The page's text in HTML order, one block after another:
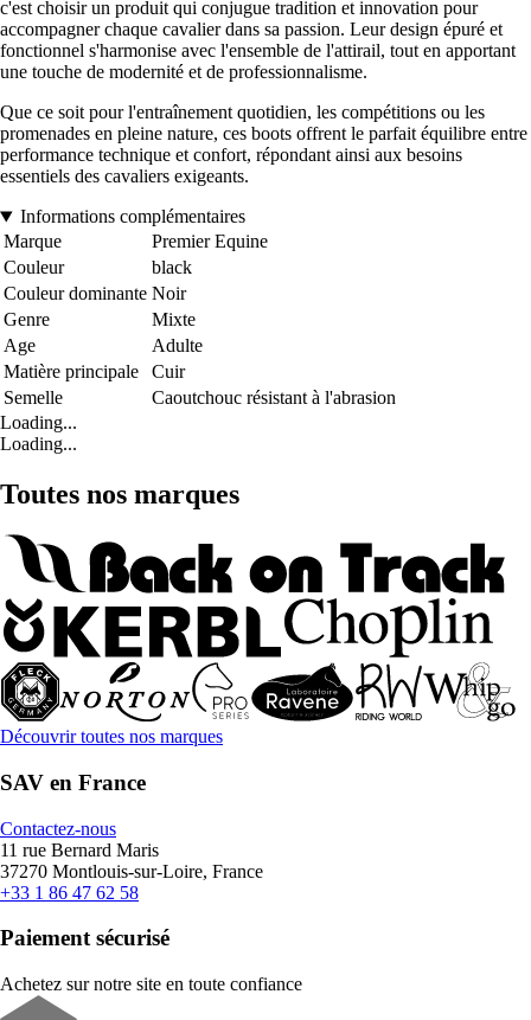
c'est choisir un produit qui conjugue tradition et innovation pour
accompagner chaque cavalier dans sa passion. Leur design épuré et
fonctionnel s'harmonise avec l'ensemble de l'attirail, tout en apportant
une touche de modernité et de professionnalisme.
Que ce soit pour l'entraînement quotidien, les compétitions ou les
promenades en pleine nature, ces boots offrent le parfait équilibre entre
performance technique et confort, répondant ainsi aux besoins
essentiels des cavaliers exigeants.
Informations complémentaires
Marque
Premier Equine
Couleur
black
Couleur dominante Noir
Genre
Mixte
Age
Adulte
Matière principale
Cuir
Semelle
Caoutchouc résistant à l'abrasion
Loading...
Loading...
Toutes nos marques
Découvrir toutes nos marques
SAV en France
Contactez-nous
11 rue Bernard Maris
37270 Montlouis-sur-Loire, France
+33 1 86 47 62 58
Paiement sécurisé
Achetez sur notre site en toute confiance